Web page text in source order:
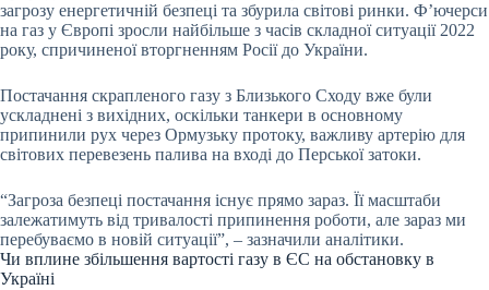
загрозу енергетичній безпеці та збурила світові ринки. Ф’ючерси
на газ у Європі зросли найбільше з часів складної ситуації 2022
року, спричиненої вторгненням Росії до України.
Постачання скрапленого газу з Близького Сходу вже були
ускладнені з вихідних, оскільки танкери в основному
припинили рух через Ормузьку протоку, важливу артерію для
світових перевезень палива на вході до Перської затоки.
“Загроза безпеці постачання існує прямо зараз. Її масштаби
залежатимуть від тривалості припинення роботи, але зараз ми
перебуваємо в новій ситуації”, – зазначили аналітики.
Чи вплине збільшення вартості газу в ЄС на обстановку в
Україні